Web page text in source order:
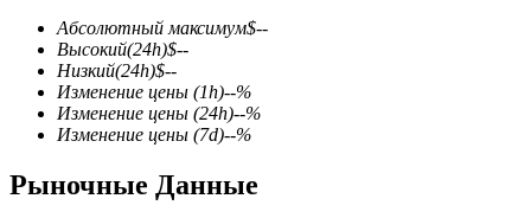
Фьючерсы на COIN-M
Криптовалютные фьючерсы
TradFi
Деривативы на акции, форекс, драгоценные металлы и
сырьевые товары
Абсолютный максимум$--
Высокий(24h)$--
Низкий(24h)$--
Изменение цены (1h)--%
Изменение цены (24h)--%
Изменение цены (7d)--%
Рыночные Данные